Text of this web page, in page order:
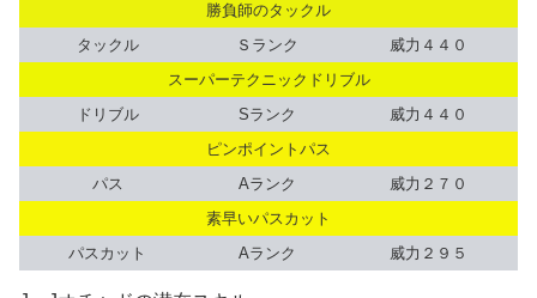
勝負師のタックル
タックル
Ｓランク
威力４４０
スーパーテクニックドリブル
ドリブル
Sランク
威力４４０
ピンポイントパス
パス
Aランク
威力２７０
素早いパスカット
パスカット
Aランク 威力２９５